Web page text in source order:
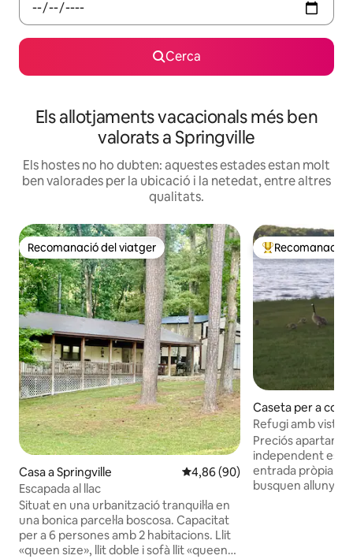
Cerca
Els allotjaments vacacionals més ben
valorats a Springville
Els hostes no ho dubten: aquestes estades estan molt
ben valorades per la ubicació i la netedat, entre altres
qualitats.
Recomanació del viatger
Recomanació del viatger
Casa a Springville 4,86 de puntuació mitjana d'un
4,86 (90)
Escapada al llac
Situat en una urbanització tranquil·la en
una bonica parcel·la boscosa. Capacitat
per a 6 persones amb 2 habitacions. Llit
«queen size», llit doble i sofà llit «queen
Principals
Recomanació
Caseta per a
ingville
Refugi amb vistes
Preciós
independent
entrada pròpia. Ideal per a aquells que
busquen